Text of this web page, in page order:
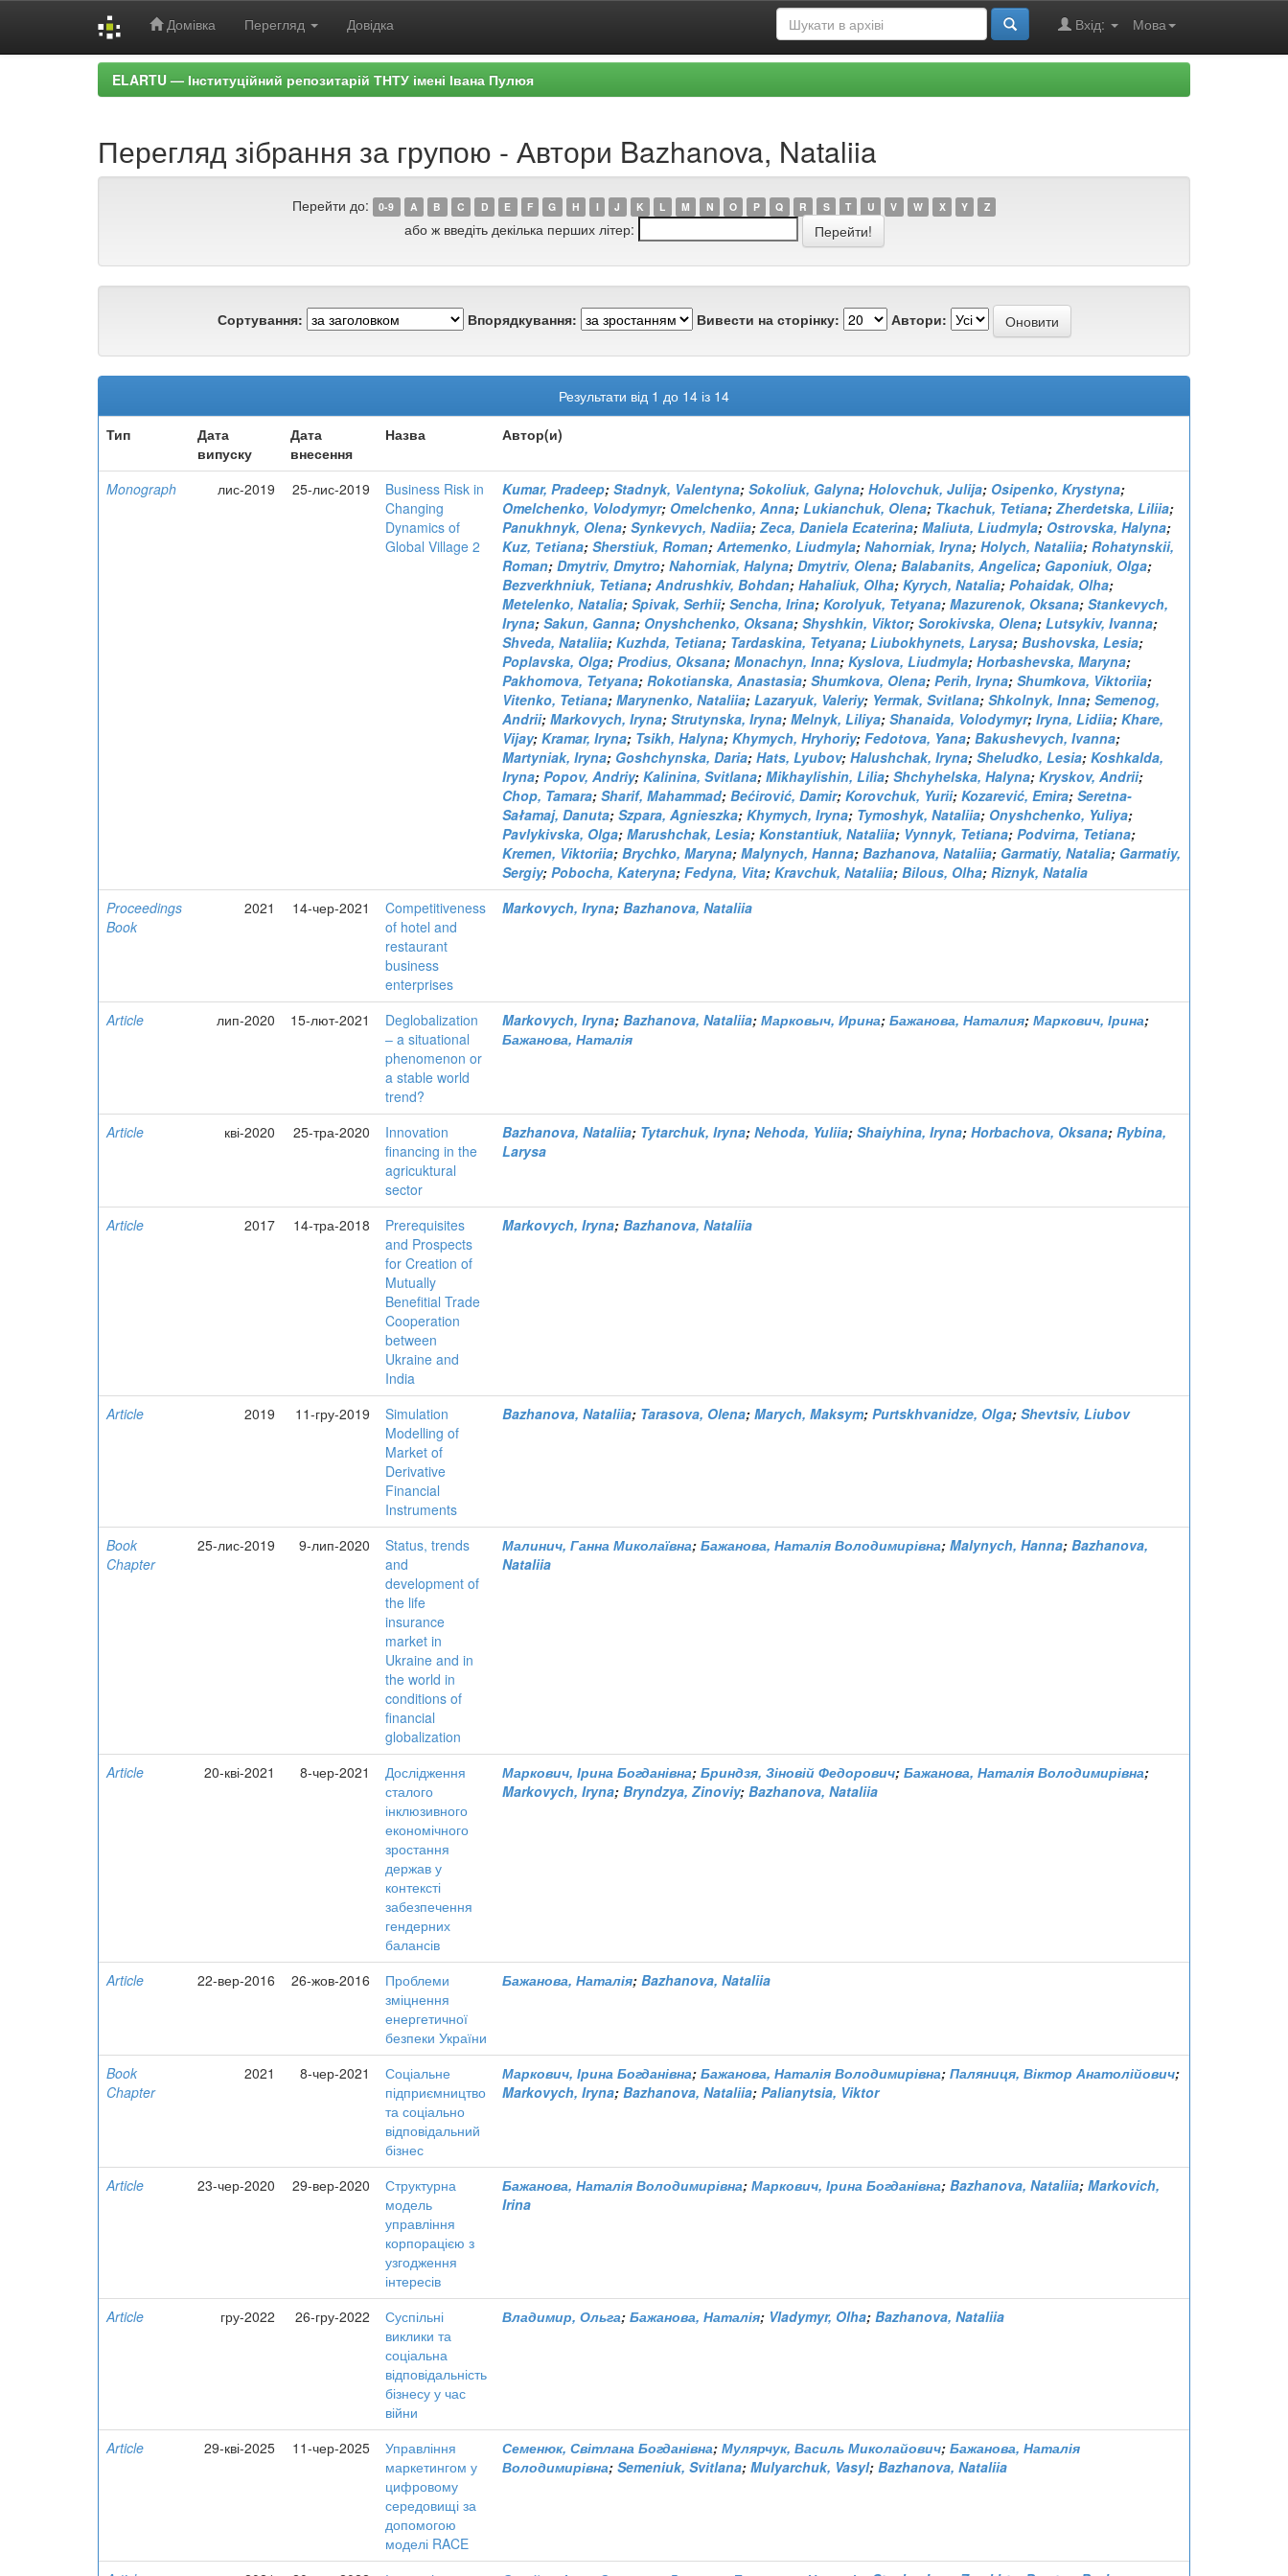
Домівка Перегляд Довідка Мова
Вхід:
ELARTU — Інституційний репозитарій ТНТУ імені Івана Пулюя
Перегляд зібрання за групою - Автори Bazhanova, Nataliia
Перейти до: 0-9 A B C D E F G H I J K L M N O P Q R S T U V W X Y Z
або ж введіть декілька перших літер:
Сортування: Впорядкування: Вивести на сторінку: Автори:
Результати від 1 до 14 із 14
Тип
Дата
випуску
Дата
внесення
Назва Автор(и)
Monograph лис-2019 25-лис-2019
Business Risk in
Changing
Dynamics of
Global Village 2
Kumar, Pradeep; Stadnyk, Vаlentyna; Sokoliuk, Galyna; Holovchuk, Julija; Osipenko, Krystyna;
Omelchenko, Volodymyr; Omelchenko, Anna; Lukianchuk, Olena; Tkachuk, Tetiana; Zherdetska, Liliia;
Panukhnyk, Olena; Synkevych, Nadiia; Zeca, Daniela Ecaterina; Maliuta, Liudmyla; Ostrovska, Halyna;
Kuz, Тetiana; Sherstiuk, Roman; Artemenko, Liudmyla; Nahorniak, Iryna; Holych, Nataliia; Rohatynskii,
Roman; Dmytriv, Dmytro; Nahorniak, Halyna; Dmytriv, Olena; Balabanits, Angelica; Gaponiuk, Olga;
Bezverkhniuk, Tetiana; Andrushkiv, Bohdan; Hahaliuk, Olha; Kyrych, Natalia; Pohaidak, Olha;
Metelenko, Natalia; Spivak, Serhii; Sencha, Irina; Korolyuk, Tetyana; Mazurenok, Oksana; Stankevych,
Iryna; Sakun, Ganna; Onyshchenko, Oksana; Shyshkin, Viktor; Sorokivska, Olena; Lutsykiv, Ivanna;
Shveda, Nataliia; Kuzhda, Tetiana; Tardaskina, Tetyana; Liubokhynets, Larysa; Bushovska, Lesia;
Poplavska, Olga; Prodius, Oksana; Monachyn, Inna; Kyslova, Liudmyla; Horbashevska, Maryna;
Pakhomova, Tetyana; Rokotianska, Anastasia; Shumkova, Olena; Perih, Iryna; Shumkova, Viktoriia;
Vitenko, Tetiana; Marynenko, Nataliia; Lazaryuk, Valeriy; Yermak, Svitlana; Shkolnyk, Inna; Semenog,
Andrii; Markovych, Iryna; Strutynska, Iryna; Melnyk, Liliya; Shanaida, Volodymyr; Iryna, Lidiia; Khare,
Vijay; Kramar, Iryna; Tsikh, Halyna; Khymych, Hryhoriy; Fedotova, Yana; Bakushevych, Ivanna;
Martyniak, Iryna; Goshchynska, Daria; Hats, Lyubov; Halushchak, Iryna; Sheludko, Lesia; Koshkalda,
Iryna; Popov, Andriy; Kalinina, Svitlana; Mikhaylishin, Lilia; Shchyhelska, Halyna; Kryskov, Andrii;
Chop, Tamara; Sharif, Mahammad; Bećirović, Damir; Korovchuk, Yurii; Kozarević, Emira; Seretna-
Sałamaj, Danuta; Szpara, Agnieszka; Khymych, Iryna; Tymoshyk, Nataliia; Onyshchenko, Yuliya;
Pavlykivska, Olga; Marushchak, Lesia; Konstantiuk, Nataliia; Vynnyk, Tetiana; Podvirna, Tetiana;
Kremen, Viktoriia; Brychko, Maryna; Malynych, Hanna; Bazhanova, Nataliia; Garmatiy, Natalia; Garmatiy,
Sergiy; Pobocha, Kateryna; Fedyna, Vita; Kravchuk, Nataliia; Bilous, Olha; Riznyk, Natalia
Proceedings
Book
2021 14-чер-2021
Competitiveness
of hotel and
restaurant
business
enterprises
Markovych, Iryna; Bazhanova, Nataliia
Article лип-2020 15-лют-2021
Deglobalization
‒ a situational
phenomenon or
a stable world
trend?
Markovych, Iryna; Bazhanova, Nataliia; Марковыч, Ирина; Бажанова, Наталия; Маркович, Ірина;
Бажанова, Наталія
Article кві-2020 25-тра-2020
Innovation
financing in the
agricuktural
sector
Bazhanova, Nataliia; Tytarchuk, Iryna; Nehoda, Yuliia; Shaiyhina, Iryna; Horbachova, Oksana; Rybina,
Larysa
Article 2017 14-тра-2018
Prerequisites
and Prospects
for Creation of
Mutually
Benefitial Trade
Cooperation
between
Ukraine and
India
Markovych, Iryna; Bazhanova, Nataliia
Article 2019 11-гру-2019
Simulation
Modelling of
Market of
Derivative
Financial
Instruments
Bazhanova, Nataliia; Tarasova, Olena; Marych, Maksym; Purtskhvanidze, Olga; Shevtsiv, Liubov
Book
Chapter
25-лис-2019 9-лип-2020
Status, trends
and
development of
the life
insurance
market in
Ukraine and in
the world in
conditions of
financial
globalization
Малинич, Ганна Миколаївна; Бажанова, Наталія Володимирівна; Malynych, Hanna; Bazhanova,
Nataliia
Article 20-кві-2021 8-чер-2021
Дослідження
сталого
інклюзивного
економічного
зростання
держав у
контексті
забезпечення
гендерних
балансів
Маркович, Ірина Богданівна; Бриндзя, Зіновій Федорович; Бажанова, Наталія Володимирівна;
Markovych, Iryna; Bryndzya, Zinoviy; Bazhanova, Nataliia
Article 22-вер-2016 26-жов-2016
Проблеми
зміцнення
енергетичної
безпеки України
Бажанова, Наталія; Bazhanova, Nataliia
Book
Chapter
2021 8-чер-2021
Соціальне
підприємництво
та соціально
відповідальний
бізнес
Маркович, Ірина Богданівна; Бажанова, Наталія Володимирівна; Паляниця, Віктор Анатолійович;
Markovych, Iryna; Bazhanova, Nataliia; Palianytsia, Viktor
Article 23-чер-2020 29-вер-2020
Структурна
модель
управління
корпорацією з
узгодження
інтересів
Бажанова, Наталія Володимирівна; Маркович, Ірина Богданівна; Bazhanova, Nataliia; Markovich,
Irina
Article гру-2022 26-гру-2022
Суспільні
виклики та
соціальна
відповідальність
бізнесу у час
війни
Владимир, Ольга; Бажанова, Наталія; Vladymyr, Olha; Bazhanova, Nataliia
Article 29-кві-2025 11-чер-2025
Управління
маркетингом у
цифровому
середовищі за
допомогою
моделі RACE
Семенюк, Світлана Богданівна; Мулярчук, Василь Миколайович; Бажанова, Наталія
Володимирівна; Semeniuk, Svitlana; Mulyarchuk, Vasyl; Bazhanova, Nataliia